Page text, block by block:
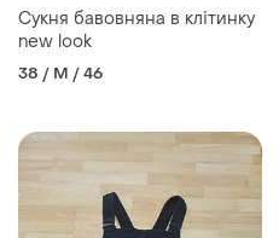
Сукня бавовняна в клітинку
new look
38 / M / 46